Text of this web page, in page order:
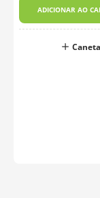
ADICIONAR AO